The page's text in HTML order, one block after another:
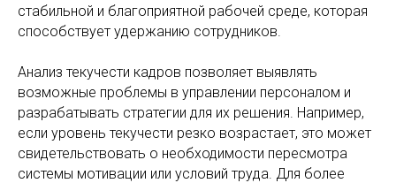
стабильной и благоприятной рабочей среде, которая
способствует удержанию сотрудников.
Анализ текучести кадров позволяет выявлять
возможные проблемы в управлении персоналом и
разрабатывать стратегии для их решения. Например,
если уровень текучести резко возрастает, это может
свидетельствовать о необходимости пересмотра
системы мотивации или условий труда. Для более